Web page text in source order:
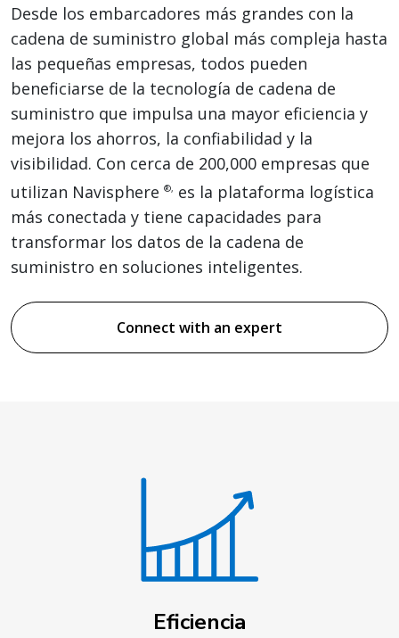
Desde los embarcadores más grandes con la
cadena de suministro global más compleja hasta
las pequeñas empresas, todos pueden
beneficiarse de la tecnología de cadena de
suministro que impulsa una mayor eficiencia y
mejora los ahorros, la confiabilidad y la
visibilidad. Con cerca de 200,000 empresas que
utilizan Navisphere ®, es la plataforma logística
más conectada y tiene capacidades para
transformar los datos de la cadena de
suministro en soluciones inteligentes.
Connect with an expert
Eficiencia